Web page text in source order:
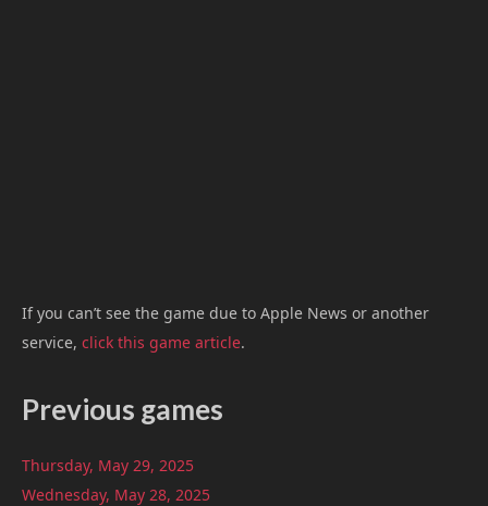
If you can’t see the game due to Apple News or another
service, click this game article.
Previous games
Thursday, May 29, 2025
Wednesday, May 28, 2025